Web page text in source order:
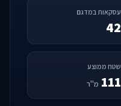
עסקאות במדגם
42
שטח ממוצע
111 מ"ר